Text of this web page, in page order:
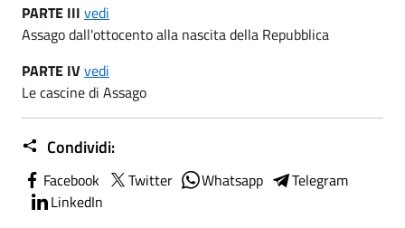
PARTE III vedi
Assago dall'ottocento alla nascita della Repubblica
PARTE IVvedi
Le cascine di Assago
Condividi:
Facebook Twitter Whatsapp
Telegram
LinkedIn